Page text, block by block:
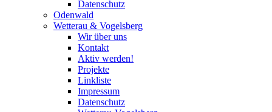
Datenschutz
Odenwald
Wetterau & Vogelsberg
Wir über uns
Kontakt
Aktiv werden!
Projekte
Linkliste
Impressum
Datenschutz